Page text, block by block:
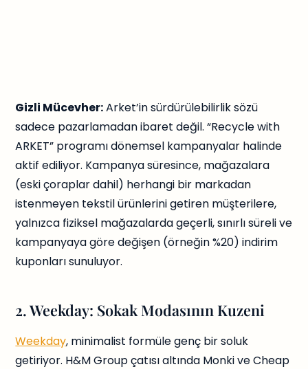
Gizli Mücevher:Arket’in sürdürülebilirlik sözü
sadece pazarlamadan ibaret değil. “Recycle with
ARKET” programı dönemsel kampanyalar halinde
aktif ediliyor. Kampanya süresince, mağazalara
(eski çoraplar dahil) herhangi bir markadan
istenmeyen tekstil ürünlerini getiren müşterilere,
yalnızca fiziksel mağazalarda geçerli, sınırlı süreli ve
kampanyaya göre değişen (örneğin %20) indirim
kuponları sunuluyor.
2. Weekday: Sokak Modasının Kuzeni
Weekday, minimalist formüle genç bir soluk
getiriyor. H&M Group çatısı altında Monki ve Cheap